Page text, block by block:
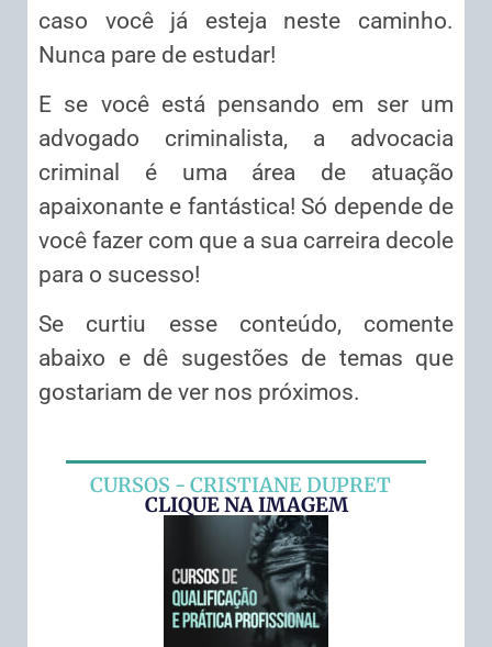
caso você já esteja neste caminho.
Nunca pare de estudar!
E se você está pensando em ser um
advogado criminalista, a advocacia
criminal é uma área de atuação
apaixonante e fantástica! Só depende de
você fazer com que a sua carreira decole
para o sucesso!
Se curtiu esse conteúdo, comente
abaixo e dê sugestões de temas que
gostariam de ver nos próximos.
CURSOS - CRISTIANE DUPRET
CLIQUE NA IMAGEM